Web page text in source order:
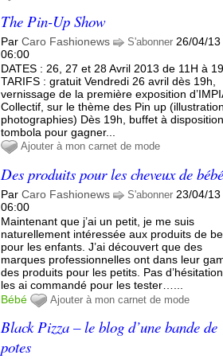
The Pin-Up Show
ParCaro Fashionews S'abonner 26/04/13
06:00
DATES : 26, 27 et 28 Avril 2013 de 11H à
TARIFS : gratuit Vendredi 26 avril dès 19h,
vernissage de la première exposition
Collectif, sur le thème des Pin up
photographies) Dès 19h, buffet à
tombola pour gagner...
Ajouter à mon carnet de mode
Des produits pour les cheveux de
ParCaro Fashionews S'abonner 23/04/13
06:00
Maintenant que j’ai un petit, je me suis
naturellement intéressée aux produits de
pour les enfants. J’ai découvert que des
marques professionnelles ont dans leur
des produits pour les petits. Pas
les ai commandé pour les tester…...
Bébé
Ajouter à mon carnet de mode
Black Pizza – le blog d’une bande de
potes